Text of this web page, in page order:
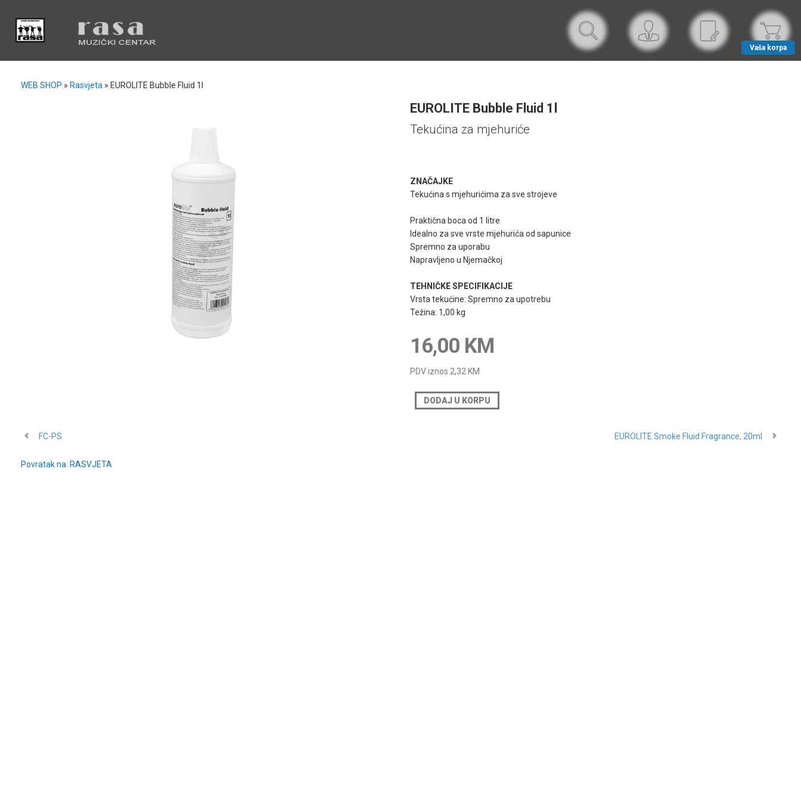
Vaša korpa
WEB SHOP » Rasvjeta » EUROLITE Bubble Fluid 1l
EUROLITE Bubble Fluid 1l
Tekućina za mjehuriće
ZNAČAJKE
Tekućina s mjehurićima za sve strojeve
Praktična boca od 1 litre
Idealno za sve vrste mjehurića od sapunice
Spremno za uporabu
Napravljeno u Njemačkoj
TEHNIČKE SPECIFIKACIJE
Vrsta tekućine: Spremno za upotrebu
Težina: 1,00 kg
16,00 KM
PDV iznos 2,32 KM
EUROLITE Smoke Fluid Fragrance, 20ml
FC-PS
Povratak na: RASVJETA